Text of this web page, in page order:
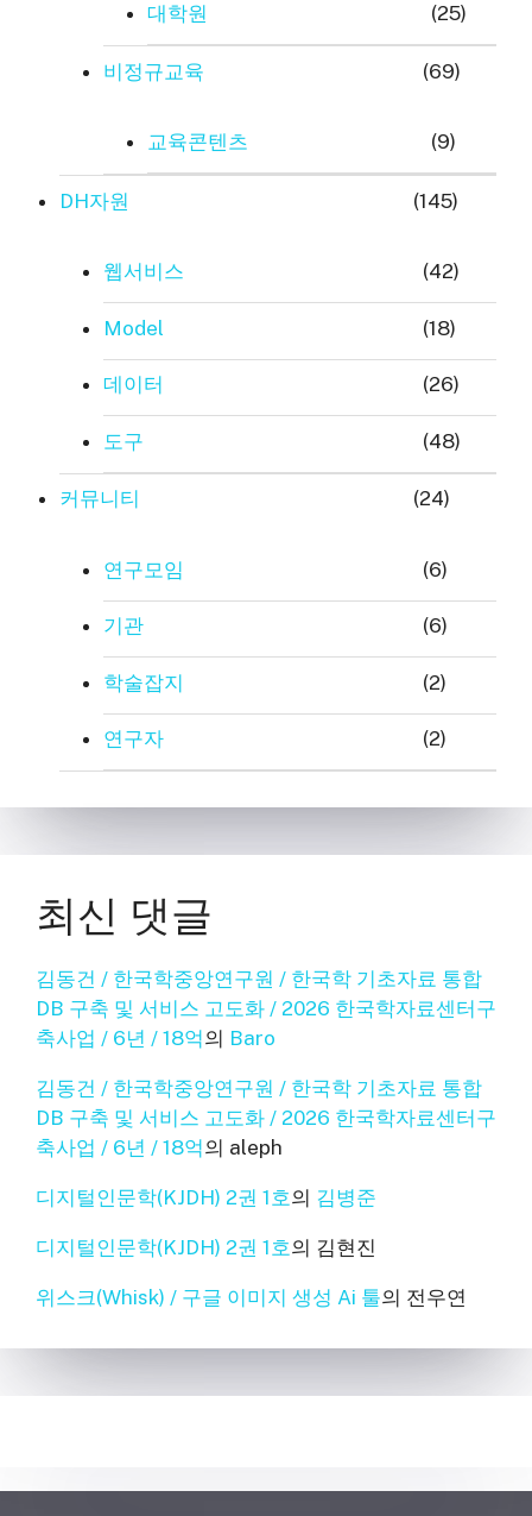
대학원 (25)
비정규교육 (69)
교육콘텐츠 (9)
DH자원 (145)
웹서비스 (42)
Model (18)
데이터 (26)
도구 (48)
커뮤니티 (24)
연구모임 (6)
기관 (6)
학술잡지 (2)
연구자 (2)
최신 댓글
김동건 / 한국학중앙연구원 / 한국학 기초자료 통합
DB 구축 및 서비스 고도화 / 2026 한국학자료센터구
축사업 / 6년 / 18억의 Baro
김동건 / 한국학중앙연구원 / 한국학 기초자료 통합
DB 구축 및 서비스 고도화 / 2026 한국학자료센터구
축사업 / 6년 / 18억의 aleph
디지털인문학(KJDH) 2권 1호의 김병준
디지털인문학(KJDH) 2권 1호의 김현진
위스크(Whisk) / 구글 이미지 생성 Ai 툴의 전우연